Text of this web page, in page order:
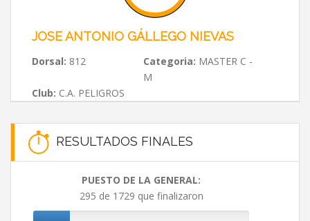
JOSE ANTONIO GÁLLEGO NIEVAS
Dorsal: 812 Categoria: MASTER C -
M
Club: C.A. PELIGROS
RESULTADOS FINALES
PUESTO DE LA GENERAL:
295 de 1729 que finalizaron